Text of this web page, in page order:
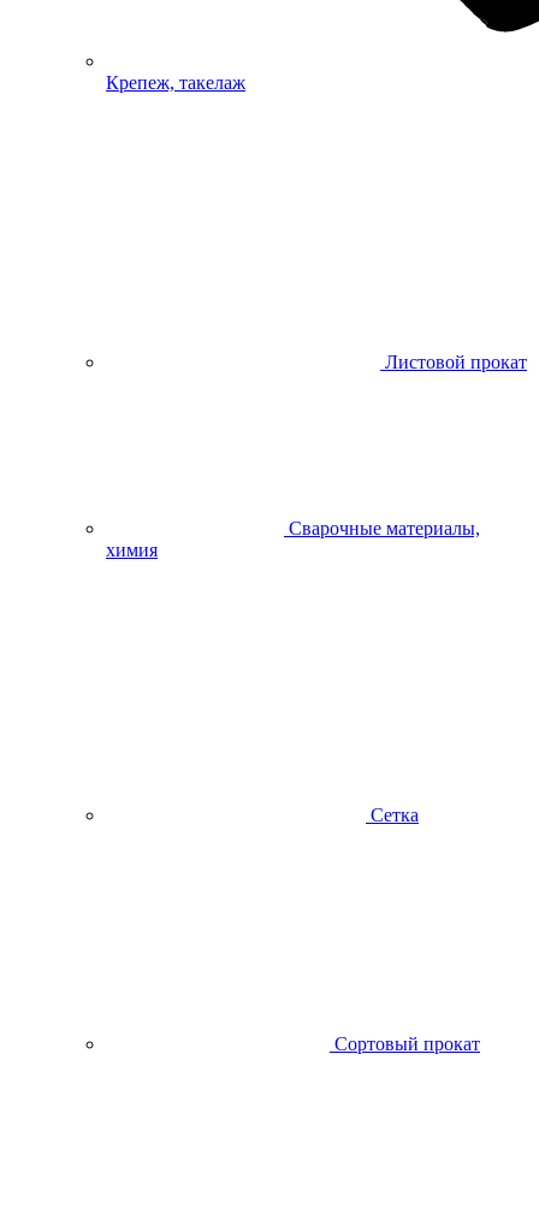
Крепеж, такелаж
Листовой прокат
Сварочные материалы,
химия
Сетка
Сортовый прокат